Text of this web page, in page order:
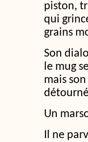
piston,
qui
grains
Son
le mug
mais
Un
Il ne